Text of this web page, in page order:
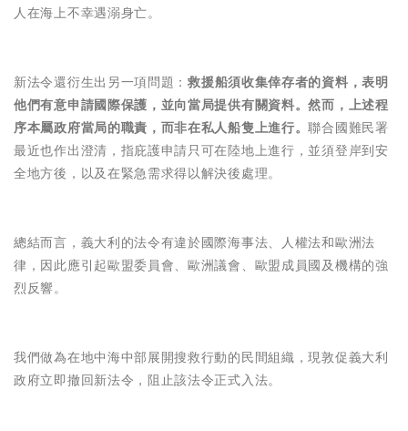
人在海上不幸遇溺身亡。
新法令還衍生出另一項問題：救援船須收集倖存者的資料，表明
他們有意申請國際保護，並向當局提供有關資料。然而，上述程
序本屬政府當局的職責，而非在私人船隻上進行。聯合國難民署
最近也作出澄清，指庇護申請只可在陸地上進行，並須登岸到安
全地方後，以及在緊急需求得以解決後處理。
總結而言，義大利的法令有違於國際海事法、人權法和歐洲法
律，因此應引起歐盟委員會、歐洲議會、歐盟成員國及機構的強
烈反響。
我們做為在地中海中部展開搜救行動的民間組織，現敦促義大利
政府立即撤回新法令，阻止該法令正式入法。